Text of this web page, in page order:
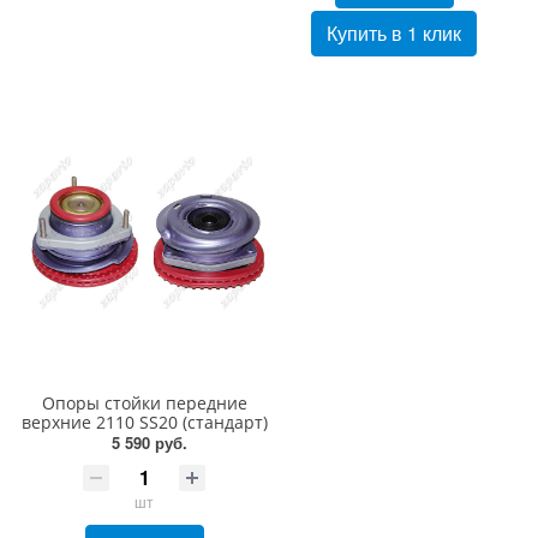
Купить в 1 клик
Опоры стойки передние
верхние 2110 SS20 (стандарт)
5 590 руб.
шт